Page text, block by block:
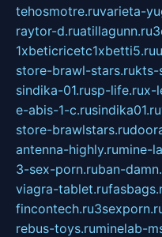
tehosmotre.ruvarieta-
raytor-d.ruatillagunn.ru
1xbeticricetc1xbetti5.ru
store-brawl-stars.rukts-
sindika-01.rusp-life.rux-
e-abis-1-c.rusindika01.ru
store-brawlstars.ru
antenna-highly.rumine-
3-sex-porn.ruban-
viagra-tablet.ru
fincontech.ru
rebus-toys.ruminelab-